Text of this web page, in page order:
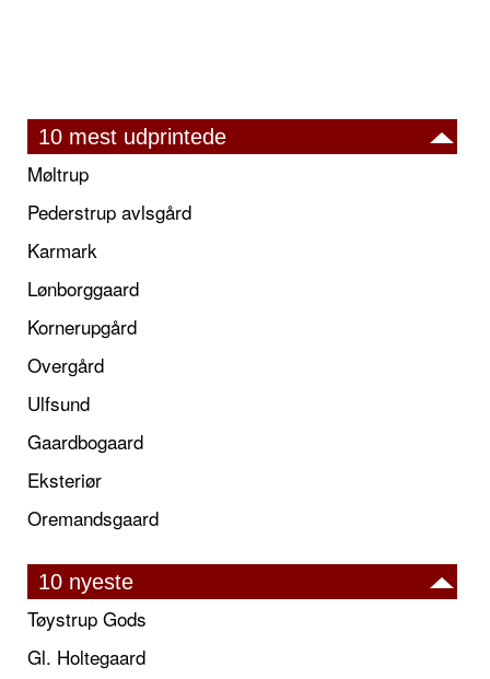
10 mest udprintede
Møltrup
Pederstrup avlsgård
Karmark
Lønborggaard
Kornerupgård
Overgård
Ulfsund
Gaardbogaard
Eksteriør
Oremandsgaard
10 nyeste
Tøystrup Gods
Gl. Holtegaard